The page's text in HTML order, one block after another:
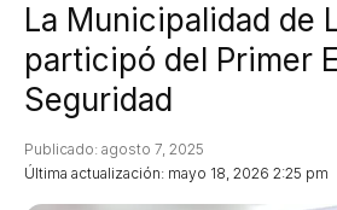
La Municipalidad de
participó del Primer
Seguridad
Última actualización: mayo 18, 2026 2:25 pm
Publicado: agosto 7, 2025